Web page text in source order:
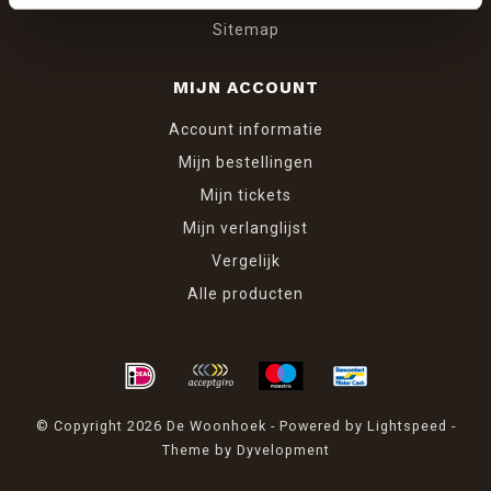
Sitemap
MIJN ACCOUNT
Account informatie
Mijn bestellingen
Mijn tickets
Mijn verlanglijst
Vergelijk
Alle producten
© Copyright 2026 De Woonhoek - Powered by Lightspeed -
Theme by Dyvelopment